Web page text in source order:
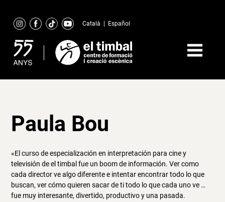
content
Català Español
Paula Bou
«El curso de especialización en interpretación para cine y
televisión de el timbal fue un boom de información. Ver como
cada director ve algo diferente e intentar encontrar todo lo que
buscan, ver cómo quieren sacar de ti todo lo que cada uno ve …
fue muy interesante, divertido, productivo y una pasada.